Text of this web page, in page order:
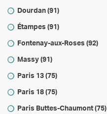
Dourdan (91)
Étampes (91)
Fontenay-aux-Roses (92)
Massy (91)
Paris 13 (75)
Paris 18 (75)
Paris Buttes-Chaumont (75)